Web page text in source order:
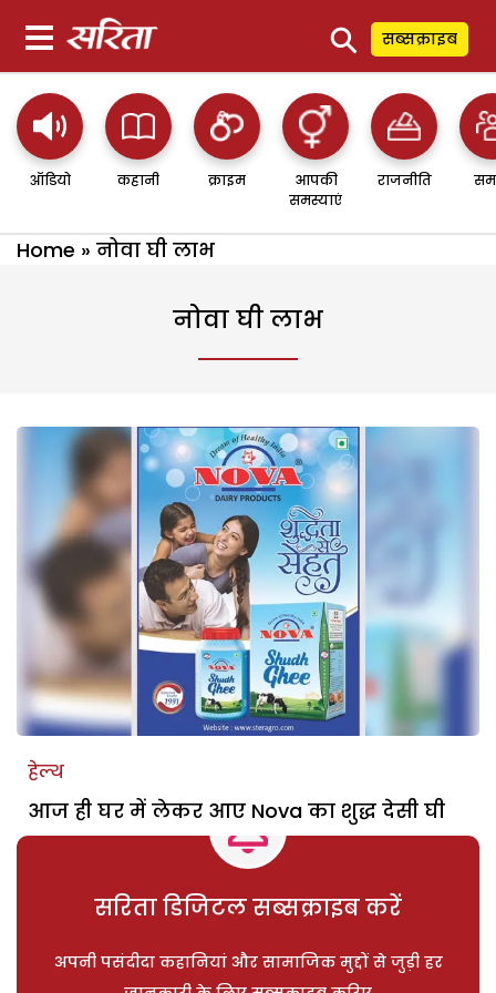
⚲ सब्सक्राइब
ऑडियो कहानी क्राइम
आपकी
समस्याएं
राजनीति
Home » नोवा घी लाभ
नोवा घी लाभ
हेल्थ
आज ही घर में लेकर आए Nova का शुद्ध देसी घी
सरिता डिजिटल सब्सक्राइब करें
अपनी पसंदीदा कहानियां और सामाजिक मुद्दों से जुड़ी हर